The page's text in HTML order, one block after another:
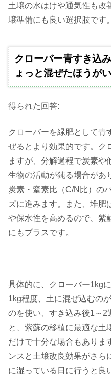
土壌の水はけや通気性も改
壌準備にも良い選択肢です。
クローバー青すき込
ょっと混ぜたほうが
得られた回答:
クローバーを緑肥として青
ぜるとより効果的です。ク
ますが、分解過程で炭素や
生物の活動が鈍る場合があ
炭素・窒素比（C/N比）の
ズに進みます。また、堆肥
や保水性を高めるので、紫
にもプラスです。
具体的に、クローバー1kg
1kg程度、土に混ぜ込むの
のを使い、すき込み後1～2
と、紫蘇の移植に最適な土
だけで十分な場合もありま
ンスと土壌改良効果がさら
に湿っている日に行うと良